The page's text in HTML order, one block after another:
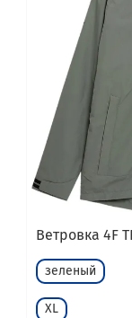
Ветровка 4F
зеленый
XL